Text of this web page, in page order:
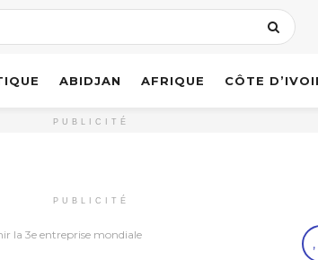
ABIDJAN AFRIQUE CÔTE
PUBLICITÉ
PUBLICITÉ
la 3e entreprise mondiale
,